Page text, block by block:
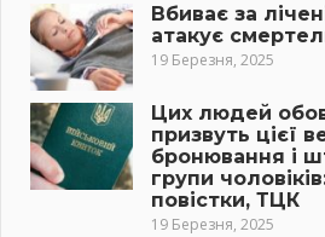
Вбиває за
атакує
19 Березня, 2025
Цих людей
призвуть цієї
бронювання і
групи
повістки, ТЦК
19 Березня, 2025